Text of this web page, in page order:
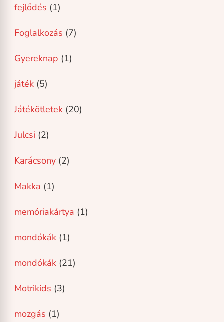
fejlődés (1)
Foglalkozás (7)
Gyereknap (1)
játék (5)
Játékötletek (20)
Julcsi (2)
Karácsony (2)
Makka (1)
memóriakártya (1)
mondókák (1)
mondókák (21)
Motrikids (3)
mozgás (1)